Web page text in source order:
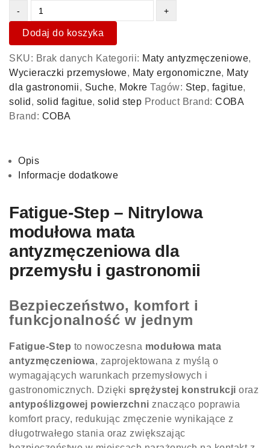
Dodaj do koszyka
SKU: Brak danych Kategorii: Maty antyzmęczeniowe,
Wycieraczki przemysłowe, Maty ergonomiczne, Maty
dla gastronomii, Suche, Mokre Tagów: Step, fagitue,
solid , solid fagitue, solid step Product Brand: COBA
Brand: COBA
Opis
Informacje dodatkowe
Fatigue-Step – Nitrylowa
modułowa mata
antyzmęczeniowa dla
przemysłu i gastronomii
Bezpieczeństwo, komfort i
funkcjonalność w jednym
Fatigue-Step to nowoczesna modułowa mata
antyzmęczeniowa, zaprojektowana z myślą o
wymagających warunkach przemysłowych i
gastronomicznych. Dzięki sprężystej konstrukcji oraz
antypoślizgowej powierzchni znacząco poprawia
komfort pracy, redukując zmęczenie wynikające z
długotrwałego stania oraz zwiększając